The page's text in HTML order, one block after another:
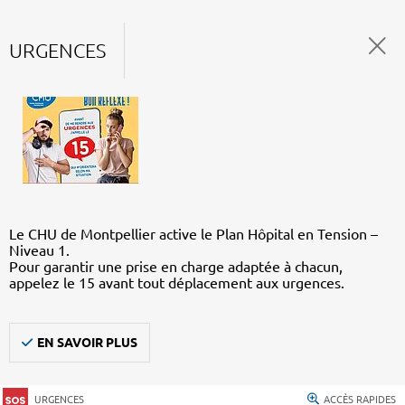
URGENCES
Le CHU de Montpellier active le Plan Hôpital en Tension –
Niveau 1.
Pour garantir une prise en charge adaptée à chacun,
appelez le 15 avant tout déplacement aux urgences.
EN SAVOIR PLUS
URGENCES ACCÈS RAPIDES